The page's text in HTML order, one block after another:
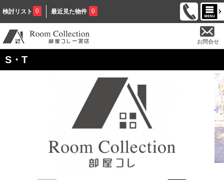
検討リスト 0 最近見た物件 0
お問合せ
S・T